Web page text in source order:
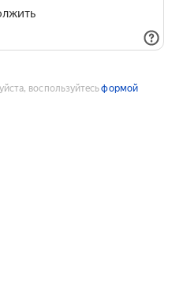
воспользуйтесьформой